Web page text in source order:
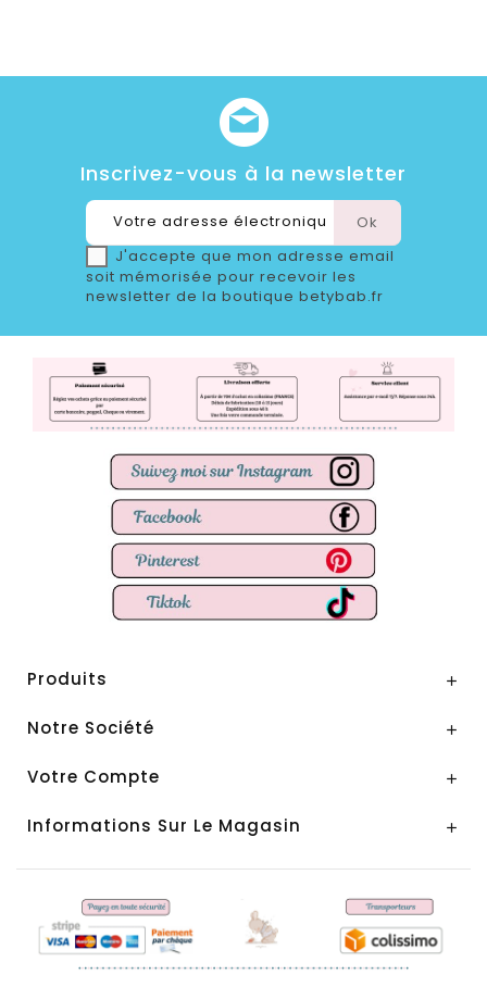
Inscrivez-vous à la newsletter
J'accepte que mon adresse email
soit mémorisée pour recevoir les
newsletter de la boutique betybab.fr
Produits 
Notre Société 
Votre Compte 
Informations Sur Le Magasin 